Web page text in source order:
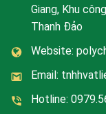
Giang, Khu
Thanh Đảo
Website:
Email:
Hotline: